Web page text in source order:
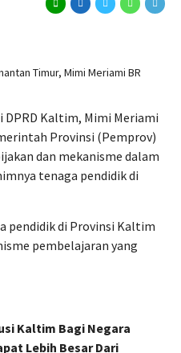
Timur, Mimi Meriami BR
DPRD Kaltim, Mimi Meriami
Provinsi (Pemprov)
dan mekanisme dalam
tenaga pendidik di
pendidik di Provinsi Kaltim
pembelajaran yang
Kaltim Bagi Negara
Lebih Besar Dari